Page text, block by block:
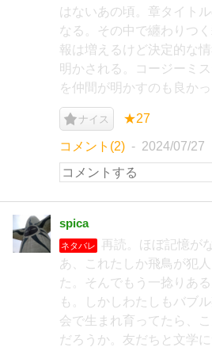
はないあの頃。章タイト
なる。その中で纏わりつ
報は増えるけど決定的な
明かされる。コージーミ
を仲間が明かすのも良かっ
ナイス ★27
コメント(2) 2024/07/27
spica
ネタバレ
再読。ほぼ記憶が
あ、これたしか飛鳥が犯
た。そんでもう一捻りあ
も。しかしわたしもバブ
会で生まれ育ってたら、
だろうか。友だちと文学